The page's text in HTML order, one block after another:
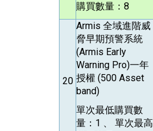
購買數量：8
20
Armis 全域進階威
脅早期預警系統
(Armis Early
Warning Pro)一年
授權 (500 Asset
band)
單次最低購買數
量：1 、 單次最高